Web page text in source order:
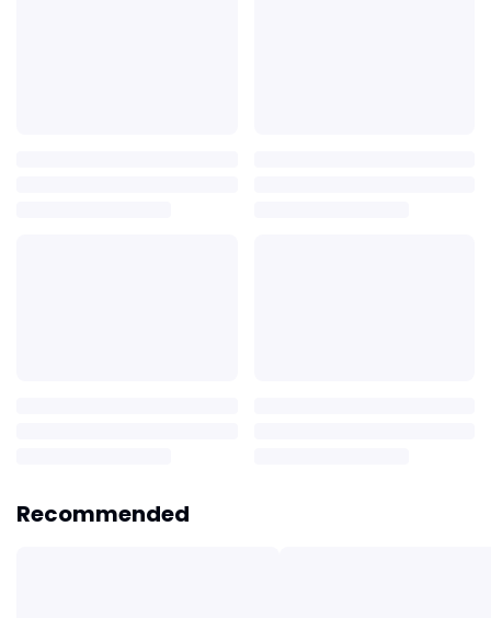
Recommended